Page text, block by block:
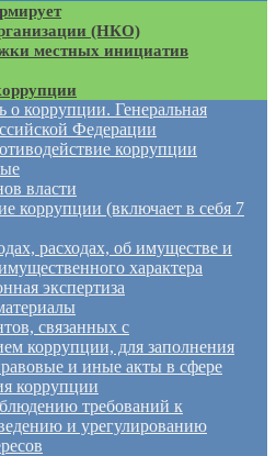
(НКО)
местных инициатив
о коррупции. Генеральная
Федерации
коррупции
власти
коррупции (включает в себя 7
расходах, об имуществе и
характера
экспертиза
связанных с
коррупции, для заполнения
и иные акты в сфере
коррупции
требований к
и урегулированию